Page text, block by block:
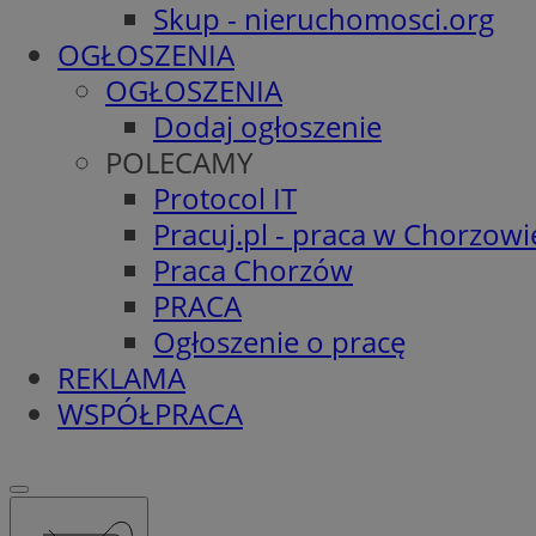
Skup - nieruchomosci.org
OGŁOSZENIA
OGŁOSZENIA
Dodaj ogłoszenie
POLECAMY
Protocol IT
Pracuj.pl - praca w
Praca Chorzów
PRACA
Ogłoszenie o pracę
REKLAMA
WSPÓŁPRACA